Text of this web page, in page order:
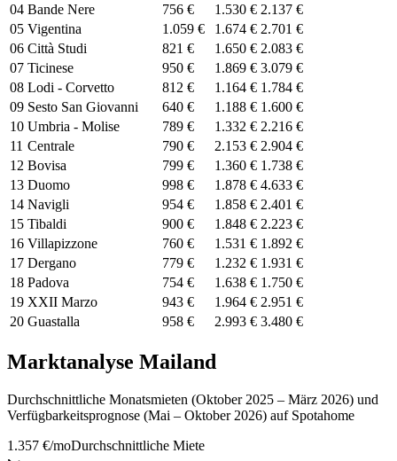
04 Bande Nere 756 € 1.530 € 2.137 €
05 Vigentina 1.059 € 1.674 € 2.701 €
06 Città Studi 821 € 1.650 € 2.083 €
07 Ticinese 950 € 1.869 € 3.079 €
08 Lodi - Corvetto 812 € 1.164 € 1.784 €
09 Sesto San Giovanni 640 € 1.188 € 1.600 €
10 Umbria - Molise 789 € 1.332 € 2.216 €
11 Centrale 790 € 2.153 € 2.904 €
12 Bovisa 799 € 1.360 € 1.738 €
13 Duomo 998 € 1.878 € 4.633 €
14 Navigli 954 € 1.858 € 2.401 €
15 Tibaldi 900 € 1.848 € 2.223 €
16 Villapizzone 760 € 1.531 € 1.892 €
17 Dergano 779 € 1.232 € 1.931 €
18 Padova 754 € 1.638 € 1.750 €
19 XXII Marzo 943 € 1.964 € 2.951 €
20 Guastalla 958 € 2.993 € 3.480 €
Marktanalyse Mailand
Durchschnittliche Monatsmieten (Oktober 2025 – März 2026) und
Verfügbarkeitsprognose (Mai – Oktober 2026) auf Spotahome
1.357 €/moDurchschnittliche Miete